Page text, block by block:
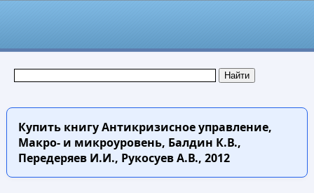
Купить книгуАнтикризисное управление,
Макро- и микроуровень, Балдин К.В.,
Передеряев И.И., Рукосуев А.В., 2012